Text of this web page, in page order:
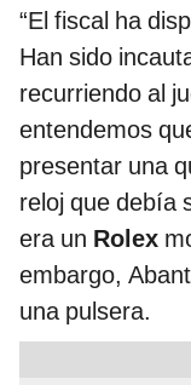
“El fiscal ha
Han sido
recurriendo al
entendemos
presentar una
reloj que debía
era un Rolex
embargo,
una pulsera.